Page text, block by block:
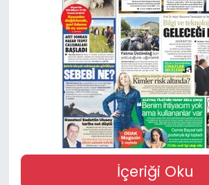
İçeriği Oku
SPOR
11:11 MANŞET